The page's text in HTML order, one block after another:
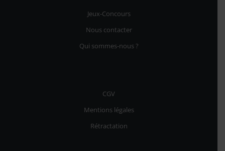
Jeux-Concours
Nous contacter
Qui sommes-nous ?
CGV
Mentions légales
Rétractation